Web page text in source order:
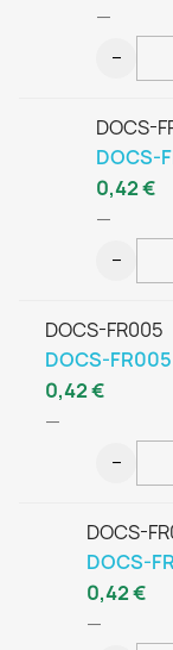
—
−
DOCS-
DOCS-
—
0,42 €
−
DOCS-FR005
DOCS-
—
0,42 €
−
DOCS-
DOCS-
—
0,42 €